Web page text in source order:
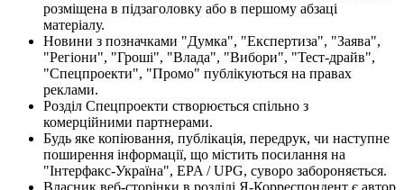
розміщена в підзаголовку або в першому абзаці
матеріалу.
Новини з позначками "Думка", "Експертиза", "Заява",
"Регіони", "Гроші", "Влада", "Вибори", "Тест-драйв",
"Спецпроекти", "Промо" публікуються на правах
реклами.
Розділ Спецпроекти створюється спільно з
комерційними партнерами.
Будь яке копіювання, публікація, передрук, чи наступне
поширення інформації, що містить посилання на
"Інтерфакс-Україна", EPA / UPG, суворо забороняється.
Власник веб-сторінки в розділі Я-Корреспондент є автор